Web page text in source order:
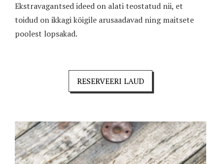
Ekstravagantsed ideed on alati teostatud nii, et
toidud on ikkagi kõigile arusaadavad ning maitsete
poolest lopsakad.
RESERVEERI LAUD